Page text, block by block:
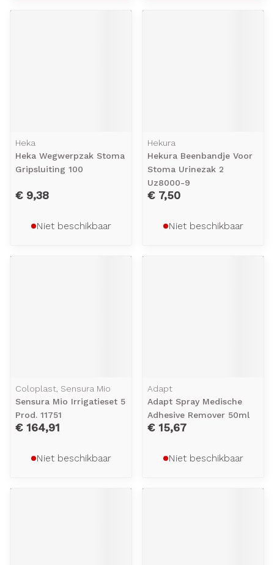
Heka
Heka Wegwerpzak Stoma
Gripsluiting 100
€ 9,38
Niet beschikbaar
Hekura
Hekura Beenbandje Voor
Stoma Urinezak 2
Uz8000-9
€ 7,50
Niet beschikbaar
Coloplast, Sensura Mio
Sensura Mio Irrigatieset 5
Prod. 11751
€ 164,91
Niet beschikbaar
Adapt
Adapt Spray Medische
Adhesive Remover 50ml
€ 15,67
Niet beschikbaar